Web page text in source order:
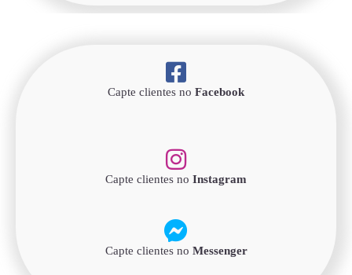
Capte clientes no Facebook
Capte clientes no Instagram
Capte clientes no Messenger